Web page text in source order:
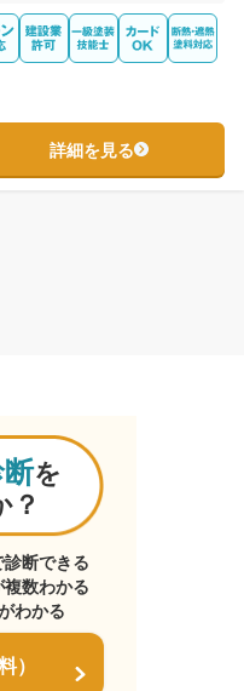
詳細を見る
を
？
断できる
数わかる
わかる
）